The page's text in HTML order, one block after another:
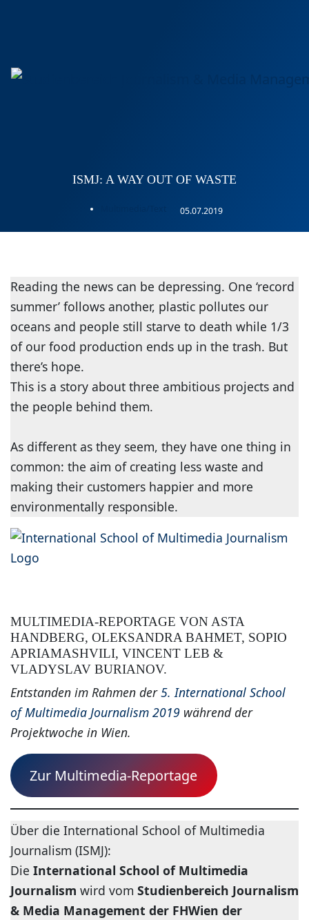
ISMJ: A WAY OUT OF WASTE
05.07.2019
Reading the news can be depressing. One ‘record
summer’ follows another, plastic pollutes our
oceans and people still starve to death while 1/3
of our food production ends up in the trash. But
there’s hope.
This is a story about three ambitious projects and
the people behind them.
As different as they seem, they have one thing in
common: the aim of creating less waste and
making their customers happier and more
environmentally responsible.
MULTIMEDIA-REPORTAGE VON ASTA
HANDBERG, OLEKSANDRA BAHMET, SOPIO
APRIAMASHVILI, VINCENT LEB &
VLADYSLAV BURIANOV.
Entstanden im Rahmen der5. International School
of Multimedia Journalism 2019 während der
Projektwoche in Wien.
Zur Multimedia-Reportage
Über die International School of Multimedia
Journalism (ISMJ):
Die International School of Multimedia
Journalism wird vom Studienbereich Journalism
& Media Management der FHWien der